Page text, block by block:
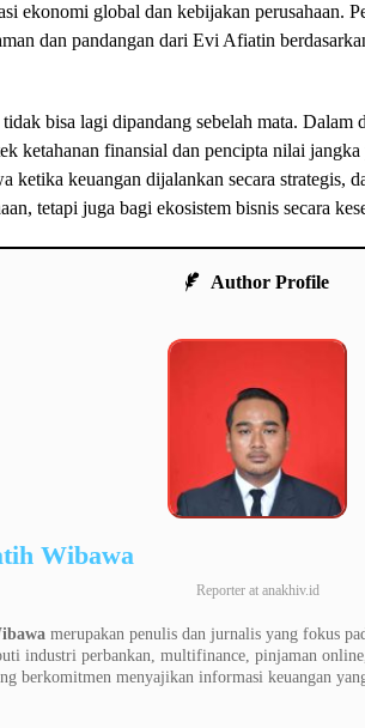
ekonomi global dan kebijakan perusahaan.
dan pandangan dari Evi Afiatin
bisa lagi dipandang sebelah mata. Dalam
ketahanan finansial dan pencipta nilai
ketika keuangan dijalankan secara strategis,
tetapi juga bagi ekosistem bisnis secara
Author Profile
Wibawa
Reporter at anakhiv.id
merupakan penulis dan jurnalis yang fokus
industri perbankan, multifinance, pinjaman
berkomitmen menyajikan informasi keuangan